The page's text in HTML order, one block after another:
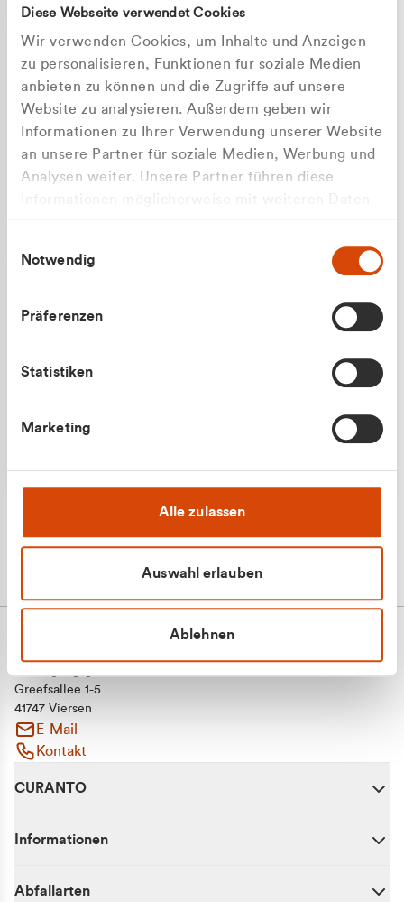
Diese Webseite verwendet Cookies
Wir verwenden Cookies, um Inhalte und Anzeigen
zu personalisieren, Funktionen für soziale Medien
anbieten zu können und die Zugriffe auf unsere
Website zu analysieren. Außerdem geben wir
Informationen zu Ihrer Verwendung unserer Website
an unsere Partner für soziale Medien, Werbung und
Analysen weiter. Unsere Partner führen diese
gesammelt haben.
Notwendig
Präferenzen
Statistiken
Marketing
Alle zulassen
Auswahl erlauben
Ablehnen
Apilash Balanesan
Greefsallee 1-5
41747 Viersen
E-Mail
Kontakt
CURANTO
Informationen
Abfallarten